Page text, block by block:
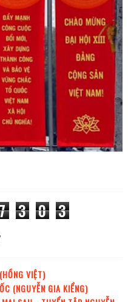
3 0 3
VIỆT)
(NGUYỄN GIA KIỂNG)